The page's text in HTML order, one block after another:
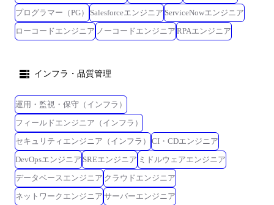
プログラマー（PG）
Salesforceエンジニア ServiceNowエンジニア
ローコードエンジニア ノーコードエンジニア RPAエンジニア
インフラ・品質管理
運用・監視・保守（インフラ）
フィールドエンジニア（インフラ）
セキュリティエンジニア（インフラ）
CI・CDエンジニア
DevOpsエンジニア SREエンジニア ミドルウェアエンジニア
データベースエンジニア クラウドエンジニア
ネットワークエンジニア サーバーエンジニア